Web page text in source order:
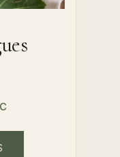
Ce